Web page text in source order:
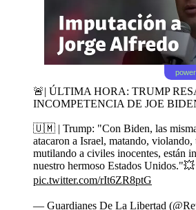
🚨| ÚLTIMA HORA: TRUMP
INCOMPETENCIA DE JOE
🇺🇲 | Trump: "Con Biden, las
atacaron a Israel, matando,
mutilando a civiles inocentes, están
nuestro hermoso Estados Unidos."💥
pic.twitter.com/rIt6ZR8ptG
— Guardianes De La Libertad